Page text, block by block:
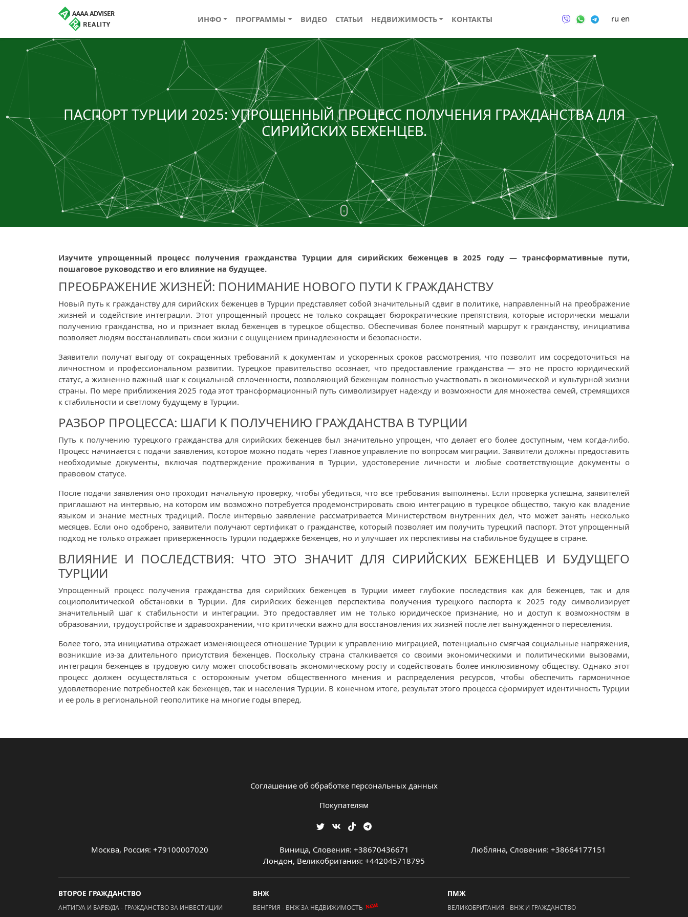
ИНФО ПРОГРАММЫ ВИДЕО СТАТЬИ НЕДВИЖИМОСТЬ КОНТАКТЫ ru en
ПАСПОРТ ТУРЦИИ 2025: УПРОЩЕННЫЙ ПРОЦЕСС ПОЛУЧЕНИЯ ГРАЖДАНСТВА ДЛЯ
СИРИЙСКИХ БЕЖЕНЦЕВ.
Изучите упрощенный процесс получения гражданства Турции для сирийских беженцев в 2025 году — трансформативные пути,
пошаговое руководство и его влияние на будущее.
ПРЕОБРАЖЕНИЕ ЖИЗНЕЙ: ПОНИМАНИЕ НОВОГО ПУТИ К ГРАЖДАНСТВУ
Новый путь к гражданству для сирийских беженцев в Турции представляет собой значительный сдвиг в политике, направленный на преображение
жизней и содействие интеграции. Этот упрощенный процесс не только сокращает бюрократические препятствия, которые исторически мешали
получению гражданства, но и признает вклад беженцев в турецкое общество. Обеспечивая более понятный маршрут к гражданству, инициатива
позволяет людям восстанавливать свои жизни с ощущением принадлежности и безопасности.
Заявители получат выгоду от сокращенных требований к документам и ускоренных сроков рассмотрения, что позволит им сосредоточиться на
личностном и профессиональном развитии. Турецкое правительство осознает, что предоставление гражданства — это не просто юридический
статус, а жизненно важный шаг к социальной сплоченности, позволяющий беженцам полностью участвовать в экономической и культурной жизни
страны. По мере приближения 2025 года этот трансформационный путь символизирует надежду и возможности для множества семей, стремящихся
к стабильности и светлому будущему в Турции.
РАЗБОР ПРОЦЕССА: ШАГИ К ПОЛУЧЕНИЮ ГРАЖДАНСТВА В ТУРЦИИ
Путь к получению турецкого гражданства для сирийских беженцев был значительно упрощен, что делает его более доступным, чем когда-либо.
Процесс начинается с подачи заявления, которое можно подать через Главное управление по вопросам миграции. Заявители должны предоставить
необходимые документы, включая подтверждение проживания в Турции, удостоверение личности и любые соответствующие документы о
правовом статусе.
После подачи заявления оно проходит начальную проверку, чтобы убедиться, что все требования выполнены. Если проверка успешна, заявителей
приглашают на интервью, на котором им возможно потребуется продемонстрировать свою интеграцию в турецкое общество, такую как владение
языком и знание местных традиций. После интервью заявление рассматривается Министерством внутренних дел, что может занять несколько
месяцев. Если оно одобрено, заявители получают сертификат о гражданстве, который позволяет им получить турецкий паспорт. Этот упрощенный
подход не только отражает приверженность Турции поддержке беженцев, но и улучшает их перспективы на стабильное будущее в стране.
ВЛИЯНИЕ И ПОСЛЕДСТВИЯ: ЧТО ЭТО ЗНАЧИТ ДЛЯ СИРИЙСКИХ БЕЖЕНЦЕВ И БУДУЩЕГО
ТУРЦИИ
Упрощенный процесс получения гражданства для сирийских беженцев в Турции имеет глубокие последствия как для беженцев, так и для
социополитической обстановки в Турции. Для сирийских беженцев перспектива получения турецкого паспорта к 2025 году символизирует
значительный шаг к стабильности и интеграции. Это предоставляет им не только юридическое признание, но и доступ к возможностям в
образовании, трудоустройстве и здравоохранении, что критически важно для восстановления их жизней после лет вынужденного переселения.
Более того, эта инициатива отражает изменяющееся отношение Турции к управлению миграцией, потенциально смягчая социальные напряжения,
возникшие из-за длительного присутствия беженцев. Поскольку страна сталкивается со своими экономическими и политическими вызовами,
интеграция беженцев в трудовую силу может способствовать экономическому росту и содействовать более инклюзивному обществу. Однако этот
процесс должен осуществляться с осторожным учетом общественного мнения и распределения ресурсов, чтобы обеспечить гармоничное
удовлетворение потребностей как беженцев, так и населения Турции. В конечном итоге, результат этого процесса сформирует идентичность Турции
и ее роль в региональной геополитике на многие годы вперед.
Соглашение об обработке персональных данных
Покупателям
Москва, Россия: +79100007020 Виница, Словения: +38670436671
Любляна, Словения: +38664177151
Лондон, Великобритания: +442045718795
ВТОРОЕ ГРАЖДАНСТВО
АНТИГУА И БАРБУДА - ГРАЖДАНСТВО ЗА ИНВЕСТИЦИИ
ВНЖ
ВЕНГРИЯ - ВНЖ ЗА НЕДВИЖИМОСТЬ NEW!
ПМЖ
ВЕЛИКОБРИТАНИЯ - ВНЖ И ГРАЖДАНСТВО